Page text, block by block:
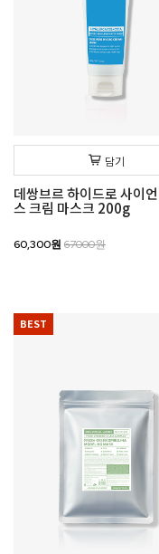
담기
데쌍브르 하이드로 사이언
스 크림 마스크 200g
60,300원 67000원
BEST